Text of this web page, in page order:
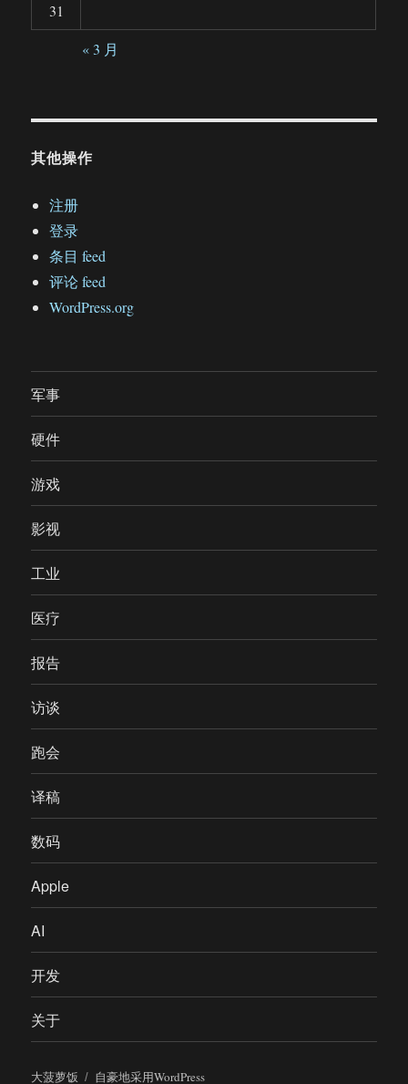
31
« 3 月
其他操作
注册
登录
条目 feed
评论 feed
WordPress.org
军事
硬件
游戏
影视
工业
医疗
报告
访谈
跑会
译稿
数码
Apple
AI
开发
关于
大菠萝饭 自豪地采用WordPress